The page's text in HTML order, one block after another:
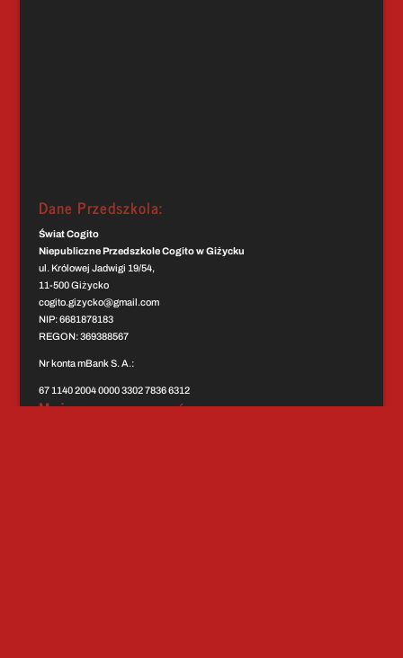
Dane Przedszkola:
Świat Cogito
Niepubliczne Przedszkole Cogito w Giżycku
ul. Królowej Jadwigi 19/54,
11-500 Giżycko
cogito.gizycko@gmail.com
​NIP: 6681878183
REGON: 369388567
Nr konta mBank S. A.:
67 1140 2004 0000 3302 7836 6312
Można nas wesprzeć